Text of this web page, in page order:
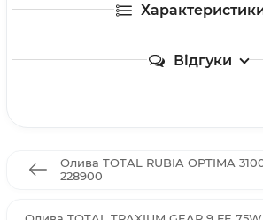
Відгуки
Олива TOTAL RUBIA OPTIMA
228900